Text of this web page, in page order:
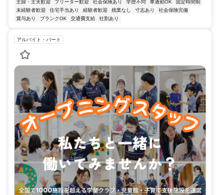
主婦・主夫歓迎 フリーター歓迎 社会保険あり 学歴不問 車通勤OK
固定時間制
未経験者歓迎
住宅手当あり 経験者歓迎 残業なし 寸志あり
社会保険完備
賞与あり
ブランクOK 交通費支給 社割あり
アルバイト・パート